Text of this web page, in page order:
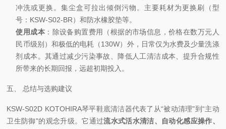
冲洗或更换。集尘盒可拉出倾倒污物。主要耗材为更换刷（型
号：KSW-S02-BR）和防水橡胶垫等。
使用成本 ：除设备购置费用（根据的市场信息，价格在数万元人
民币级别）和极低的电耗（130W）外，日常仅为水费及少量洗涤
剂成本。其通过减少污染事故、降低人工清洁成本、提升合规性
所带来的长期回报，远超初期投入。
五、 总结与选购建议
KSW-S02D KOTOHIRA琴平鞋底清洁器代表了从“被动清理"到“主动
卫生防御"的观念升级。它通过流水式活水清洁、自动化感应操作、